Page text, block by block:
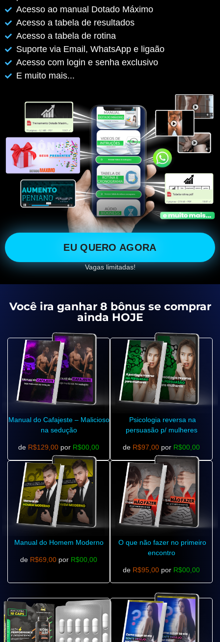
Acesso ao manual Dotado Máximo
Acesso a tabela de resultados
Acesso a tabela de rotina
Suporte via Email, WhatsApp e ligaão
Acesso com login e senha exclusivo
E muito mais...
EU QUERO AGORA
Vagas limitadas!
Você ira ganhar 8 bônus se comprar
ainda HOJE
Manual do Cafajeste – Malicioso
na sedução
de R$129,00 por R$00,00
Psicologia reversa na
persuasão p/ mulheres
de R$97,00 por R$00,00
Manual do Homem Moderno
de R$69,00 por R$00,00
O que não fazer no primeiro
encontro
de R$95,00 por R$00,00